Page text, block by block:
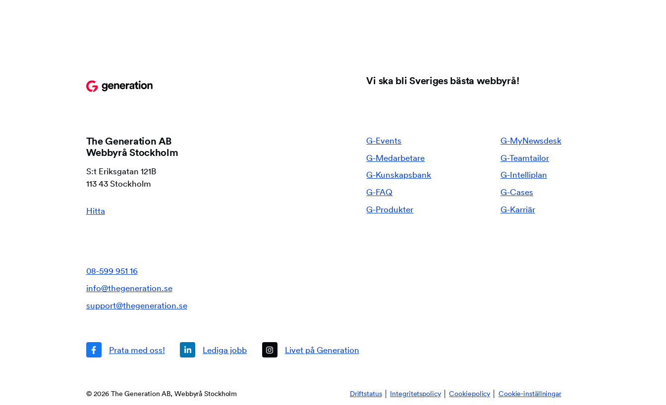
Vi ska bli Sveriges bästa webbyrå!
The Generation AB
Webbyrå Stockholm
S:t Eriksgatan 121B
113 43 Stockholm
Hitta
08-599 951 16
info@thegeneration.se
support@thegeneration.se
G-Events
G-Medarbetare
G-Kunskapsbank
G-FAQ
G-Produkter
G-MyNewsdesk
G-Teamtailor
G-Intelliplan
G-Cases
G-Karriär
© 2026 The Generation AB, Webbyrå Stockholm Driftstatus│ Integritetspolicy│Cookiepolicy Cookie-inställningar